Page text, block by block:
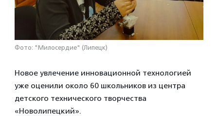
Фото: "Милосердие" (Липецк)
Новое увлечение инновационной технологией
уже оценили около 60 школьников из центра
детского технического творчества
«Новолипецкий».